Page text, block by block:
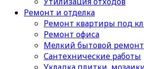
Ремонт и отделка
Ремонт квартиры под
Ремонт офиса
Мелкий бытовой ремонт
Сантехнические работы